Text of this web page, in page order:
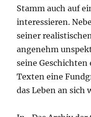
Stamm auch auf
interessieren.
seiner
angenehm
seine Geschichten
Texten eine
das Leben an sich